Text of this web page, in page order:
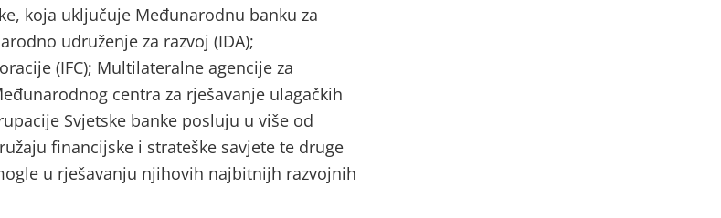
koja uključuje Međunarodnu banku za
udruženje za razvoj (IDA);
(IFC); Multilateralne agencije za
centra za rješavanje ulagačkih
Svjetske banke posluju u više od
financijske i strateške savjete te druge
u rješavanju njihovih najbitnijh razvojnih